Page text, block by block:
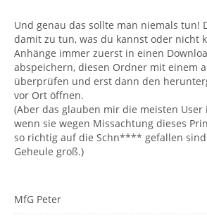
Und genau das sollte man niemals tun!
damit zu tun, was du kannst oder nicht
Anhänge immer zuerst in einen
abspeichern, diesen Ordner mit einem
überprüfen und erst dann den
vor Ort öffnen.
(Aber das glauben mir die meisten
wenn sie wegen Missachtung dieses
so richtig auf die Schn**** gefallen
Geheule groß.)
MfG Peter